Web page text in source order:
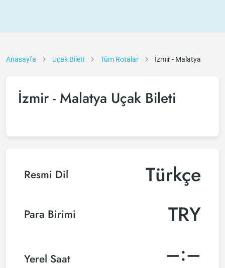
Anasayfa Uçak Bileti Tüm Rotalar İzmir - Malatya
İzmir - Malatya Uçak Bileti
Resmi Dil Türkçe
Para Birimi TRY
Yerel Saat –:–